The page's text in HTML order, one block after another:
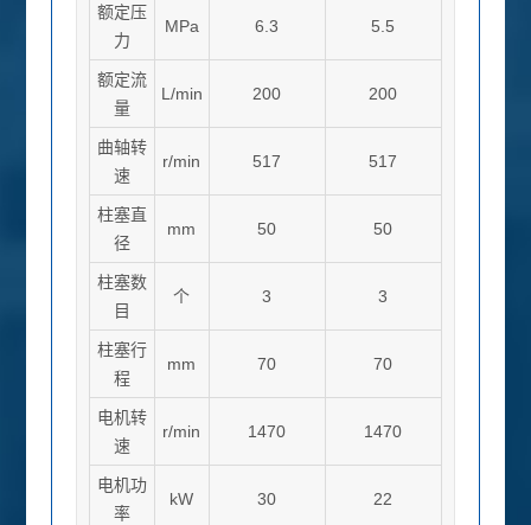
Home
中煤概
况
About
新闻资
讯
News
产品中心
Products
额定压
力
MPa 6.3 5.5
额定流
量
L/min 200 200
曲轴转
速
r/min 517 517
柱塞直
径
mm 50 50
柱塞数
目
个 3 3
柱塞行
程
mm 70 70
电机转
速
r/min 1470 1470
电机功
率
kW 30 22